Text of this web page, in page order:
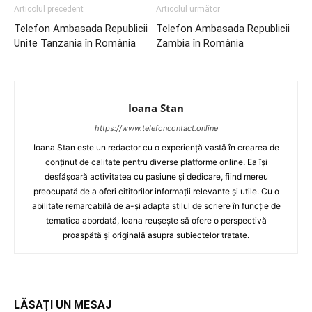
Articolul precedent
Telefon Ambasada Republicii
Unite Tanzania în România
Articolul următor
Telefon Ambasada Republicii
Zambia în România
Ioana Stan
https://www.telefoncontact.online
Ioana Stan este un redactor cu o experiență vastă în crearea de
conținut de calitate pentru diverse platforme online. Ea își
desfășoară activitatea cu pasiune și dedicare, fiind mereu
preocupată de a oferi cititorilor informații relevante și utile. Cu o
abilitate remarcabilă de a-și adapta stilul de scriere în funcție de
tematica abordată, Ioana reușește să ofere o perspectivă
proaspătă și originală asupra subiectelor tratate.
LĂSAȚI UN MESAJ